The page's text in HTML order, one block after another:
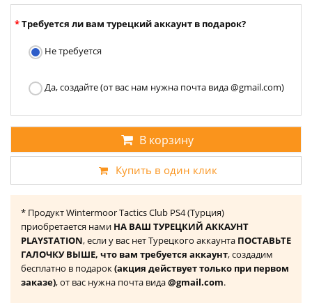
Требуется ли вам турецкий аккаунт в подарок?
Не требуется
Да, создайте (от вас нам нужна почта вида @gmail.com)
В корзину
Купить в один клик
* Продукт Wintermoor Tactics Club PS4 (Турция)
приобретается нами НА ВАШ ТУРЕЦКИЙ АККАУНТ
PLAYSTATION, если у вас нет Турецкого аккаунта ПОСТАВЬТЕ
ГАЛОЧКУ ВЫШЕ, что вам требуется аккаунт, создадим
бесплатно в подарок(акция действует только при первом
заказе), от вас нужна почта вида@gmail.com.